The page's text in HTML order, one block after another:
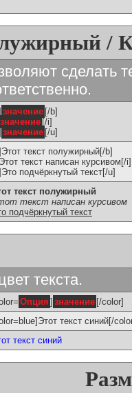
/
сделать
значение [/b]
значение [/i]
значение [/u]
текст полужирный[/b]
текст написан курсивом[/i]
подчёркнутый текст[/u]
текст полужирный
текст написан курсивом
подчёркнутый текст
текста.
Опция ] значение [/color]
текст синий[/
текст синий